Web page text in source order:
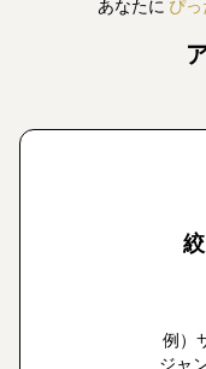
あなたに ぴ
例）
ジャ